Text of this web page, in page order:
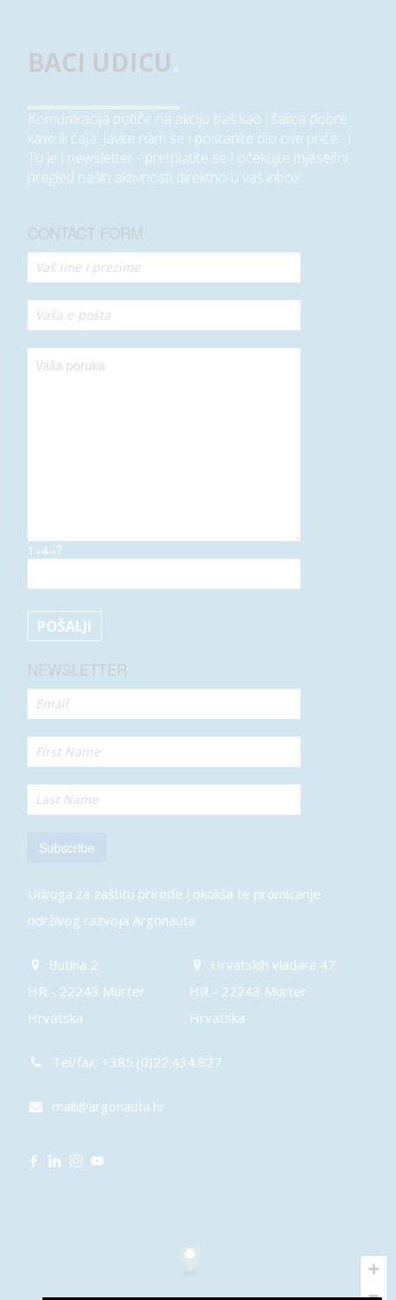
BACI UDICU
Komunikacija potiče na akciju baš kao i šalica dobre
kave ili čaja. Javite nam se i postanite dio ove priče. :)
Tu je i newsletter - pretplatite se i očekujte mjesečni
pregled naših aktivnosti direktno u vaš inbox.
CONTACT FORM
1+4=?
NEWSLETTER
Subscribe
Udruga za zaštitu prirode i okoliša te promicanje
održivog razvoja Argonauta
Butina 2
HR - 22243 Murter
Hrvatska
Hrvatskih vladara 47
HR - 22243 Murter
Hrvatska
Tel/fax: +385.(0)22.434.827
mail@argonauta.hr